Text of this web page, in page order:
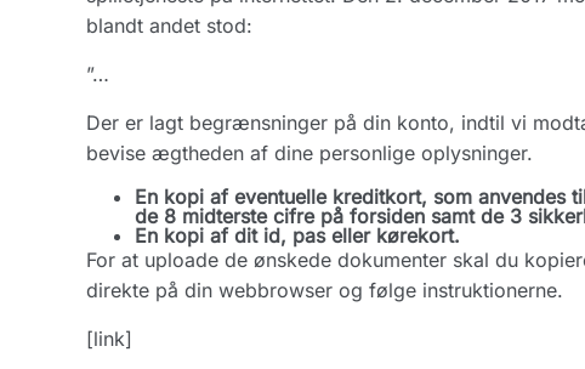
blandt andet stod:
”…
Der er lagt begrænsninger på din konto, indtil vi
bevise ægtheden af dine personlige oplysninger.
En kopi af eventuelle kreditkort, som
de 8 midterste cifre på forsiden samt de 3
En kopi af dit id, pas eller kørekort.
For at uploade de ønskede dokumenter skal du
direkte på din webbrowser og følge instruktionerne.
[link]